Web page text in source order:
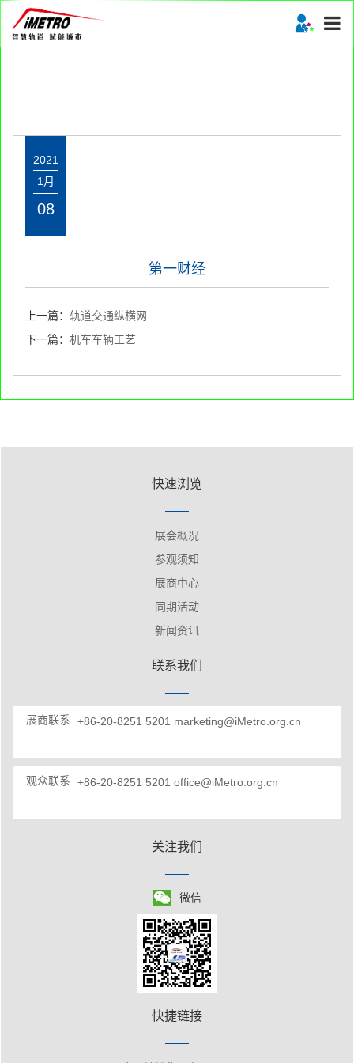
2021
1月
08
第一财经
上一篇： 轨道交通纵横网
下一篇： 机车车辆工艺
快速浏览
展会概况
参观须知
展商中心
同期活动
新闻资讯
联系我们
展商联系 +86-20-8251 5201 marketing@iMetro.org.cn
观众联系 +86-20-8251 5201 office@iMetro.org.cn
关注我们
微信
快捷链接